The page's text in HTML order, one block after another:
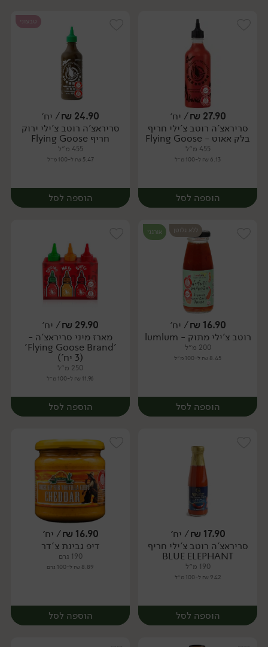
יח׳ יח׳
27.90
₪/ יח׳
סריראצ'ה רוטב צ'ילי חריף
בלק אאוט - Flying Goose
455 מ״ל
6.13 ₪ ל-100 מ״ל
הוספה לסל
יח׳
טבעוני
24.90
₪/ יח׳
סריראצ'ה רוטב צ'ילי ירוק
חריף Flying Goose
455 מ״ל
5.47 ₪ ל-100 מ״ל
הוספה לסל
יח׳
ללא גלוטן אורגני
16.90
₪/ יח׳
רוטב צ'ילי מתוק - lumlum
200 מ״ל
8.45 ₪ ל-100 מ״ל
הוספה לסל
יח׳
29.90
₪/ יח׳
מארז מיני סריראצ'ה -
'Flying Goose Brand'
(3 יח')
250 מ״ל
11.96 ₪ ל-100 מ״ל
הוספה לסל
יח׳
17.90
₪/ יח׳
סריראצ'ה רוטב צ'ילי חריף
BLUE ELEPHANT
190 מ״ל
9.42 ₪ ל-100 מ״ל
הוספה לסל
16.90
₪/ יח׳
דיפ גבינת צ'דר
190 גרם
8.89 ₪ ל-100 גרם
הוספה לסל